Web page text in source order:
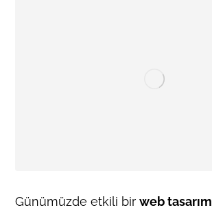
Günümüzde etkili birweb tasarım